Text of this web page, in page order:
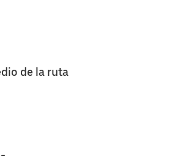
de la ruta